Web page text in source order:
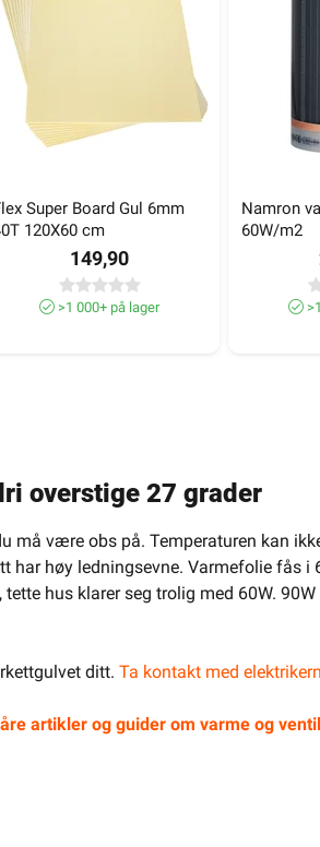
Super Board Gul 6mm
120X60 cm
149,90
>1 000+ på lager
Namron
60W/m2
overstige 27 grader
må være obs på. Temperaturen kan
høy ledningsevne. Varmefolie fås i
hus klarer seg trolig med 60W.
ditt. Ta kontakt med
artikler og guider om varme og